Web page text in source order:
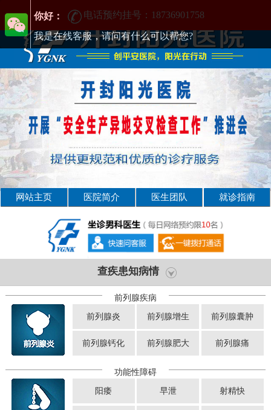
电话预约挂号：18736901758
网站主页 医院简介 医生团队 就诊指南
查疾患知病情
前列腺疾病
前列腺炎 前列腺增生 前列腺囊肿
前列腺钙化 前列腺肥大 前列腺痛
功能性障碍
阳痿 早泄 射精快
你好：
我是在线客服，请问有什么可以帮您?